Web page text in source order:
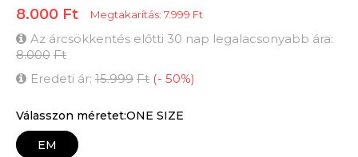
8.000 Ft Megtakarítás: 7.999 Ft
Az árcsökkentés előtti 30 nap legalacsonyabb ára:
8.000 Ft
Eredeti ár: 15.999 Ft (- 50%)
Válasszon méretet:ONE SIZE
EM